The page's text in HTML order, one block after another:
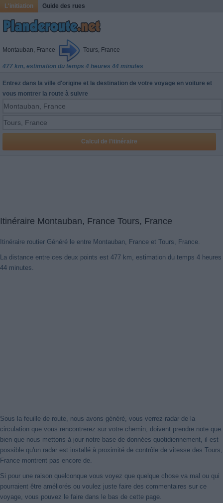
L'initiation Guide des rues
Montauban, France Tours, France
477 km, estimation du temps 4 heures 44 minutes
Entrez dans la ville d'origine et la destination de votre voyage en voiture et
vous montrer la route à suivre
Itinéraire Montauban, France Tours, France
Itinéraire routier Généré le entre Montauban, France et Tours, France.
La distance entre ces deux points est 477 km, estimation du temps 4 heures
44 minutes.
Sous la feuille de route, nous avons généré, vous verrez radar de la
circulation que vous rencontrerez sur votre chemin, doivent prendre note que
bien que nous mettons à jour notre base de données quotidiennement, il est
possible qu'un radar est installé à proximité de contrôle de vitesse des Tours,
France montrent pas encore de.
Si pour une raison quelconque vous voyez que quelque chose va mal ou qui
pourraient être améliorés ou voulez juste faire des commentaires sur ce
voyage, vous pouvez le faire dans le bas de cette page.